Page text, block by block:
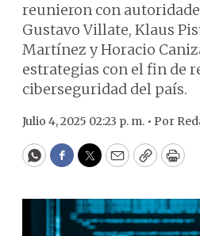
reunieron con
Gustavo Villate, Klaus
Martínez y Horacio
estrategias con el fin de
ciberseguridad del país.
Julio 4, 2025 02:23 p. m. • Por
WhatsApp
Facebook
Twitter
EmailCopyPrint